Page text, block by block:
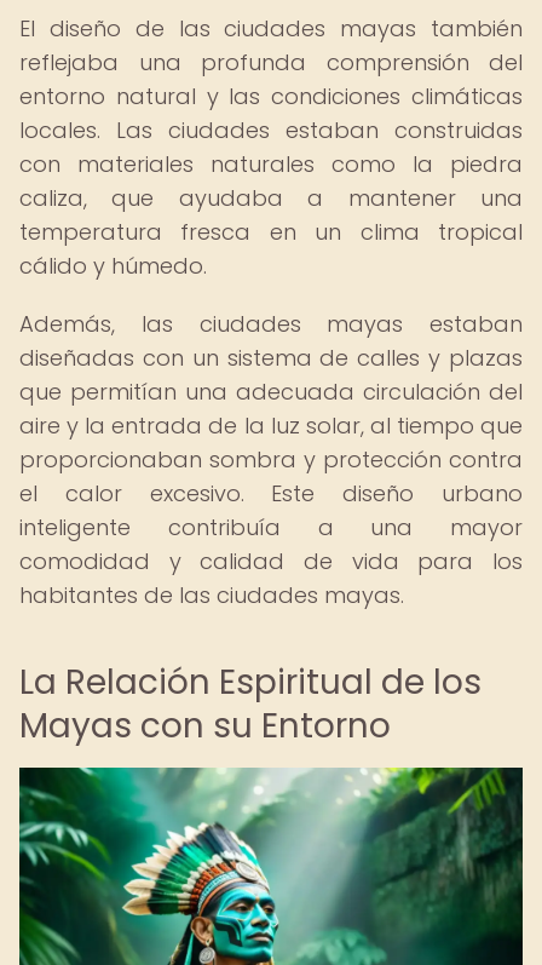
El diseño de las ciudades mayas también
reflejaba una profunda comprensión del
entorno natural y las condiciones climáticas
locales. Las ciudades estaban construidas
con materiales naturales como la piedra
caliza, que ayudaba a mantener una
temperatura fresca en un clima tropical
cálido y húmedo.
Además, las ciudades mayas estaban
diseñadas con un sistema de calles y plazas
que permitían una adecuada circulación del
aire y la entrada de la luz solar, al tiempo que
proporcionaban sombra y protección contra
el calor excesivo. Este diseño urbano
inteligente contribuía a una mayor
comodidad y calidad de vida para los
habitantes de las ciudades mayas.
La Relación Espiritual de los
Mayas con su Entorno